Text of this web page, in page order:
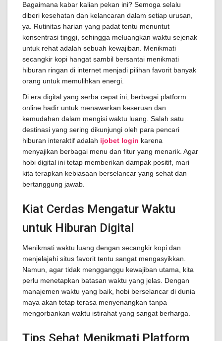
Bagaimana kabar kalian pekan ini? Semoga selalu
diberi kesehatan dan kelancaran dalam setiap urusan,
ya. Rutinitas harian yang padat tentu menuntut
konsentrasi tinggi, sehingga meluangkan waktu sejenak
untuk rehat adalah sebuah kewajiban. Menikmati
secangkir kopi hangat sambil bersantai menikmati
hiburan ringan di internet menjadi pilihan favorit banyak
orang untuk memulihkan energi.
Di era digital yang serba cepat ini, berbagai platform
online hadir untuk menawarkan keseruan dan
kemudahan dalam mengisi waktu luang. Salah satu
destinasi yang sering dikunjungi oleh para pencari
hiburan interaktif adalah ijobet login karena
menyajikan berbagai menu dan fitur yang menarik. Agar
hobi digital ini tetap memberikan dampak positif, mari
kita terapkan kebiasaan berselancar yang sehat dan
bertanggung jawab.
Kiat Cerdas Mengatur Waktu
untuk Hiburan Digital
Menikmati waktu luang dengan secangkir kopi dan
menjelajahi situs favorit tentu sangat mengasyikkan.
Namun, agar tidak mengganggu kewajiban utama, kita
perlu menetapkan batasan waktu yang jelas. Dengan
manajemen waktu yang baik, hobi berselancar di dunia
maya akan tetap terasa menyenangkan tanpa
mengorbankan waktu istirahat yang sangat berharga.
Tips Sehat Menikmati Platform